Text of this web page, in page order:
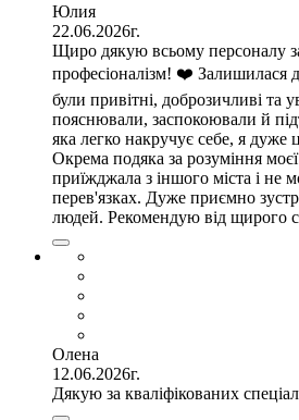
Юлия
22.06.2026г.
Щиро дякую всьому персоналу
професіоналізм! ❤️ Залишилася
були привітні, доброзичливі та
пояснювали, заспокоювали й
яка легко накручує себе, я дуже
Окрема подяка за розуміння
приїжджала з іншого міста і не
перев'язках. Дуже приємно
людей. Рекомендую від щирого
Олена
12.06.2026г.
Дякую за кваліфікованих